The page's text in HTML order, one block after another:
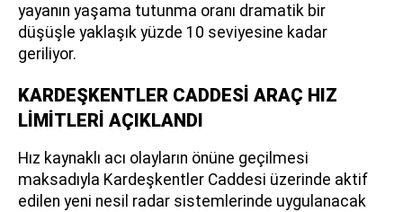
yayanın yaşama tutunma oranı dramatik bir
düşüşle yaklaşık yüzde 10 seviyesine kadar
geriliyor.
KARDEŞKENTLER CADDESİ ARAÇ HIZ
LİMİTLERİ AÇIKLANDI
Hız kaynaklı acı olayların önüne geçilmesi
maksadıyla Kardeşkentler Caddesi üzerinde aktif
edilen yeni nesil radar sistemlerinde uygulanacak